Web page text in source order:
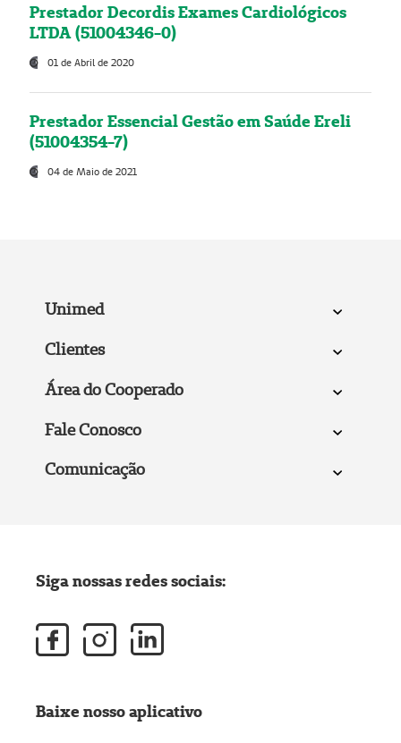
Prestador Decordis Exames Cardiológicos
LTDA (51004346-0)
01 de Abril de 2020
Prestador Essencial Gestão em Saúde Ereli
(51004354-7)
04 de Maio de 2021
Unimed
Clientes
Área do Cooperado
Fale Conosco
Comunicação
Siga nossas redes sociais:
Baixe nosso aplicativo